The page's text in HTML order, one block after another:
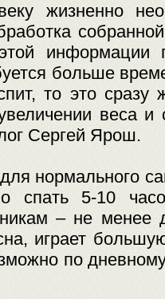
жизненно
информации
больше
то это сразу
веса
Сергей Ярош.
нормального
спать 5-10
– не менее
играет
по